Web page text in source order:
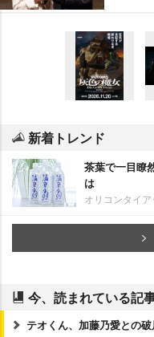
新着トレンド
茶葉で一目瞭
は
オリコンタイ
今、読まれている記
テオくん、加藤乃愛との